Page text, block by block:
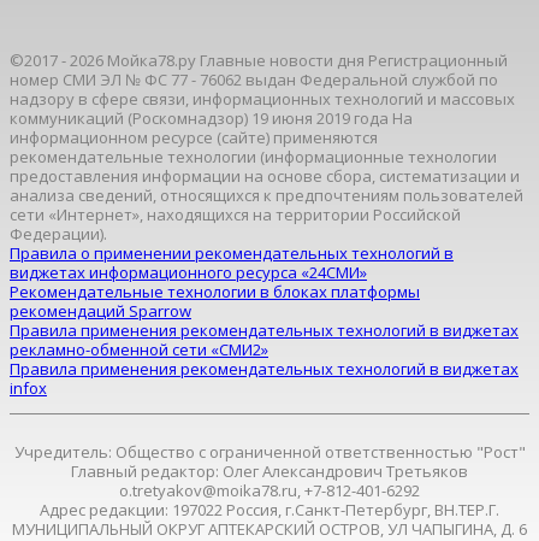
©2017 - 2026 Мойка78.ру Главные новости дня Регистрационный
номер СМИ ЭЛ № ФС 77 - 76062 выдан Федеральной службой по
надзору в сфере связи, информационных технологий и массовых
коммуникаций (Роскомнадзор) 19 июня 2019 года На
информационном ресурсе (сайте) применяются
рекомендательные технологии (информационные технологии
предоставления информации на основе сбора, систематизации и
анализа сведений, относящихся к предпочтениям пользователей
сети «Интернет», находящихся на территории Российской
Федерации).
Правила о применении рекомендательных технологий в
виджетах информационного ресурса «24СМИ»
Рекомендательные технологии в блоках платформы
рекомендаций Sparrow
Правила применения рекомендательных технологий в виджетах
рекламно-обменной сети «СМИ2»
Правила применения рекомендательных технологий в виджетах
infox
Учредитель: Общество с ограниченной ответственностью "Рост"
Главный редактор: Олег Александрович Третьяков
o.tretyakov@moika78.ru, +7-812-401-6292
Адрес редакции: 197022 Россия, г.Санкт-Петербург, ВН.ТЕР.Г.
МУНИЦИПАЛЬНЫЙ ОКРУГ АПТЕКАРСКИЙ ОСТРОВ, УЛ ЧАПЫГИНА, Д. 6